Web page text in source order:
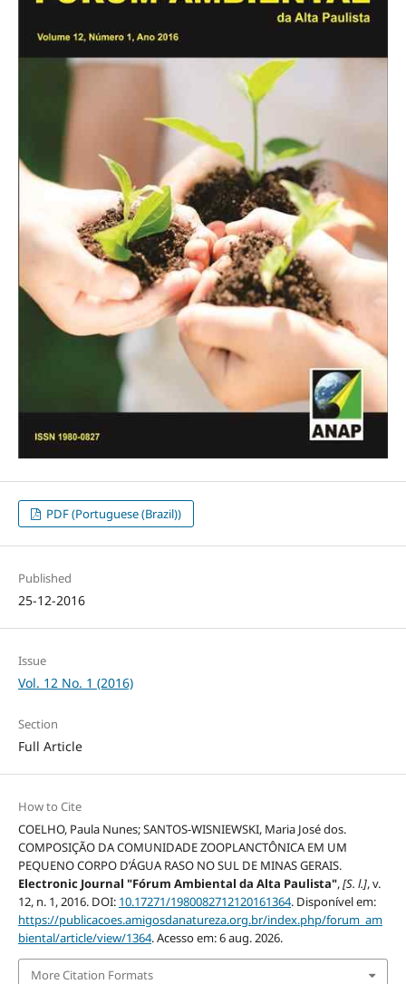
PDF (Portuguese (Brazil))
Published
25-12-2016
Issue
Vol. 12 No. 1 (2016)
Section
Full Article
How to Cite
COELHO, Paula Nunes; SANTOS-WISNIEWSKI, Maria José dos.
COMPOSIÇÃO DA COMUNIDADE ZOOPLANCTÔNICA EM UM
PEQUENO CORPO D’ÁGUA RASO NO SUL DE MINAS GERAIS.
Electronic Journal "Fórum Ambiental da Alta Paulista",[S. l.], v.
12, n. 1, 2016. DOI: 10.17271/1980082712120161364. Disponível em:
https://publicacoes.amigosdanatureza.org.br/index.php/forum_am
biental/article/view/1364. Acesso em: 6 aug. 2026.
More Citation Formats